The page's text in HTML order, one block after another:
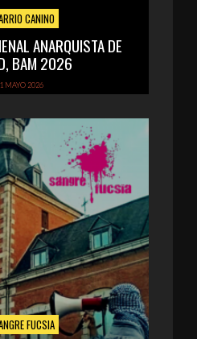
CANINO
ANARQUISTA DE
BAM 2026
1 MAYO 2026
FUCSIA